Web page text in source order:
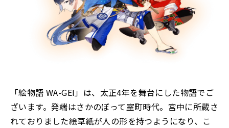
「絵物語 WA-GEI」は、太正4年を舞台にした物語でご
ざいます。発端はさかのぼって室町時代。宮中に所蔵さ
れておりました絵草紙が人の形を持つようになり、こ